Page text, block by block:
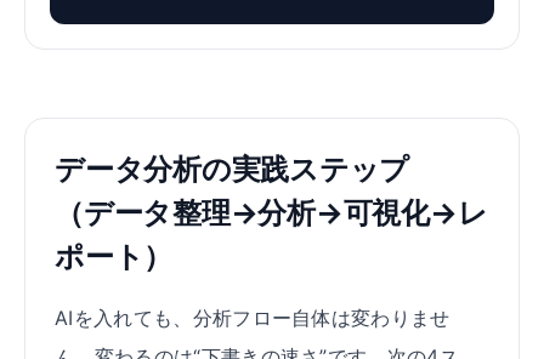
データ分析の実践ステップ
（データ整理→分析→可視化→レ
ポート）
AIを入れても、分析フロー自体は変わりませ